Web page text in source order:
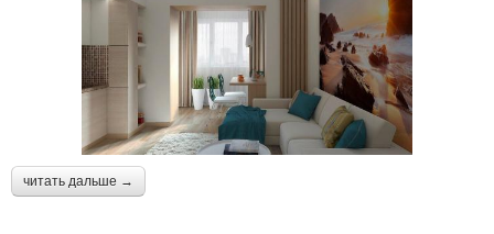
читать дальше →